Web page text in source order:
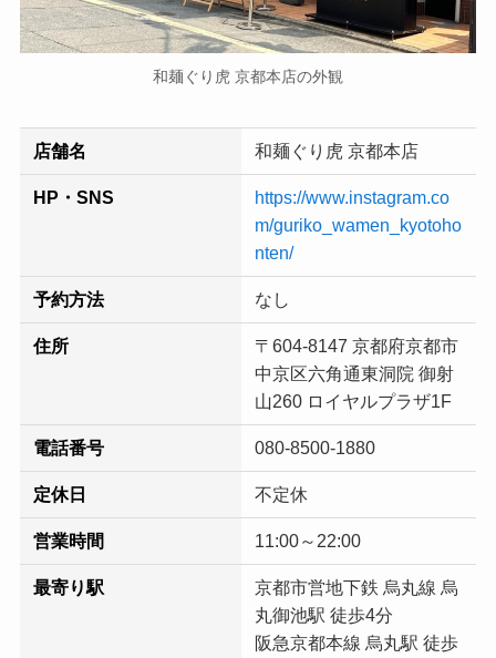
和麺ぐり虎 京都本店の外観
店舗名 和麺ぐり虎 京都本店
HP・SNS
https://www.instagram.co
m/guriko_wamen_kyotoho
nten/
予約方法 なし
住所
〒604-8147 京都府京都市
中京区六角通東洞院 御射
山260 ロイヤルプラザ1F
電話番号 080-8500-1880
定休日 不定休
営業時間 11:00～22:00
最寄り駅
京都市営地下鉄 烏丸線 烏
丸御池駅 徒歩4分
阪急京都本線 烏丸駅 徒歩